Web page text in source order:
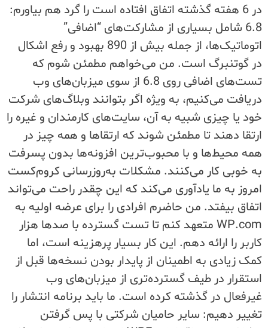
در 6 هفته گذشته اتفاق افتاده است را گرد هم بیاورم:
6.8 شامل بسیاری از مشارکت‌های “اضافی”
اتوماتیک‌ها، از جمله بیش از 890 بهبود و رفع اشکال
در گوتنبرگ است. من می‌خواهم مطمئن شوم که
تست‌های اضافی روی 6.8 از سوی میزبان‌های وب
دریافت می‌کنیم، به ویژه اگر بتوانند وبلاگ‌های شرکت
خود یا چیزی شبیه به آن، سایت‌های کارمندان و غیره را
ارتقا دهند تا مطمئن شوند که ارتقاها و همه چیز در
همه محیط‌ها و با محبوب‌ترین افزونه‌ها بدون پسرفت
به خوبی کار می‌کنند. مشکلات به‌روزرسانی کروم‌کست
امروز به ما یادآوری می‌کند که این چقدر راحت می‌تواند
اتفاق بیفتد. من حاضرم افرادی را برای عرضه اولیه به
WP.com متعهد کنم تا تست گسترده با صدها هزار
کاربر را ارائه دهم. این کار بسیار پرهزینه است، اما
کمک زیادی به اطمینان از پایدار بودن نسخه‌ها قبل از
استقرار در طیف گسترده‌تری از میزبان‌های وب
غیرفعال در گذشته کرده است. ما باید برنامه انتشار را
تغییر دهیم: سایر حامیان شرکتی با پس گرفتن